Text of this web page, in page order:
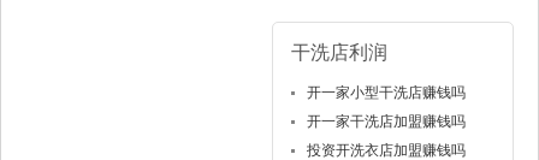
干洗店利润
开一家小型干洗店赚钱吗
开一家干洗店加盟赚钱吗
投资开洗衣店加盟赚钱吗